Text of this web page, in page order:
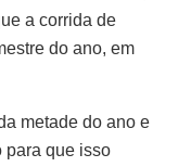
a corrida de
do ano, em
metade do ano e
para que isso